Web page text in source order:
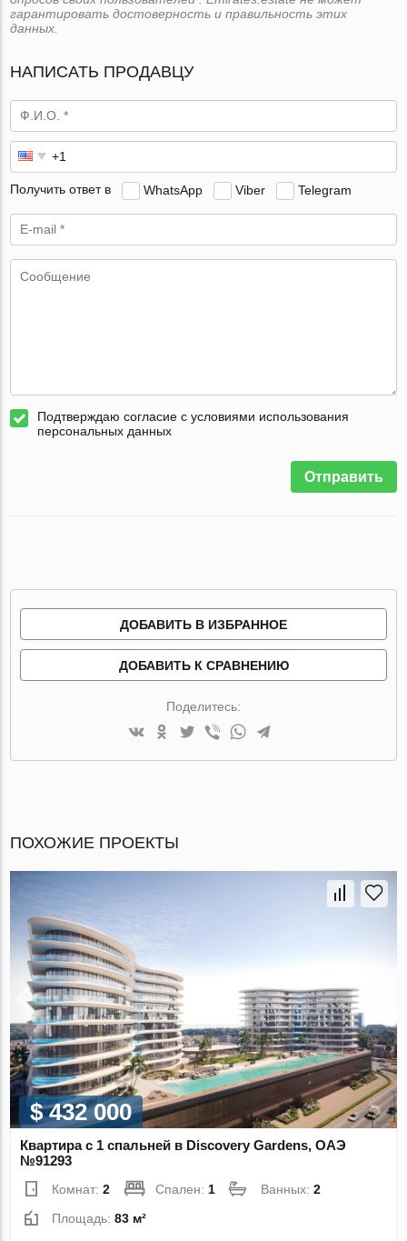
гарантировать достоверность и правильность этих
данных.
НАПИСАТЬ ПРОДАВЦУ
Получить ответ в WhatsApp Viber Telegram
Подтверждаю согласие с условиями использования
персональных данных
Отправить
ДОБАВИТЬ В ИЗБРАННОЕ
ДОБАВИТЬ К СРАВНЕНИЮ
Поделитесь:
ПОХОЖИЕ ПРОЕКТЫ
$ 432 000
Квартира с 1 спальней в Discovery Gardens, ОАЭ
№91293
Комнат:2 Спален:1 Ванных:2
Площадь:83 м²